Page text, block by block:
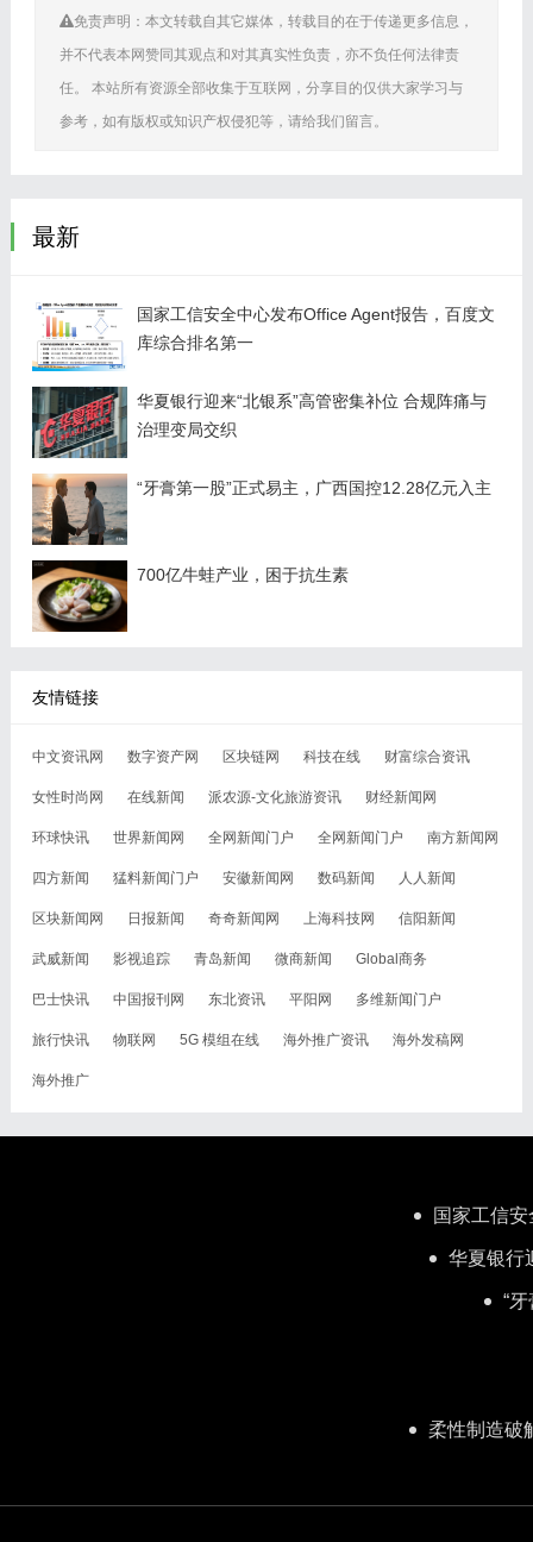
免责声明：本文转载自其它媒体，转载目的在于传递更多信息，
并不代表本网赞同其观点和对其真实性负责，亦不负任何法律责
任。 本站所有资源全部收集于互联网，分享目的仅供大家学习与
参考，如有版权或知识产权侵犯等，请给我们留言。
最新
国家工信安全中心发布Office Agent报告，百度文
库综合排名第一
华夏银行迎来“北银系”高管密集补位 合规阵痛与
治理变局交织
“牙膏第一股”正式易主，广西国控12.28亿元入主
700亿牛蛙产业，困于抗生素
友情链接
中文资讯网 数字资产网 区块链网 科技在线 财富综合资讯
女性时尚网 在线新闻 派农源-文化旅游资讯 财经新闻网
环球快讯 世界新闻网 全网新闻门户 全网新闻门户 南方新闻网
四方新闻 猛料新闻门户 安徽新闻网 数码新闻 人人新闻
区块新闻网 日报新闻 奇奇新闻网 上海科技网 信阳新闻
武威新闻 影视追踪 青岛新闻 微商新闻 Global商务
巴士快讯 中国报刊网 东北资讯 平阳网 多维新闻门户
旅行快讯 物联网 5G 模组在线 海外推广资讯 海外发稿网
海外推广
国家工信
华夏银行
“
柔性制造破